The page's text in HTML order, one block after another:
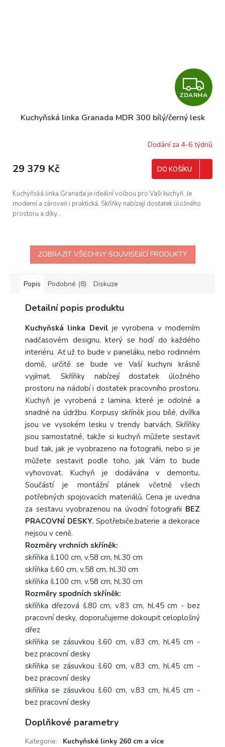
Z
D
A
R
ZDARMA
Kuchyňská linka Granada MDR 300 bílý/černý lesk
Dodání za 4-6 týdnů
29 379 Kč DO KOŠÍKU
Kuchyňská linka Granada je ideální volbou pro Vaši kuchyň. Je
moderní a zároveň i praktická. Skříňky nabízejí dostatek úložného
prostoru a díky...
ZOBRAZIT VŠECHNY SOUVISEJÍCÍ PRODUKTY
Popis Podobné (8) Diskuze
Detailní popis produktu
Kuchyňská linka Devil je vyrobena v moderním
nadčasovém designu, který se hodí do každého
interiéru. Ať už to bude v paneláku, nebo rodinném
domě, určitě se bude ve Vaší kuchyni krásně
vyjímat. Skříňky nabízejí dostatek úložného
prostoru na nádobí i dostatek pracovního prostoru.
Kuchyň je vyrobená z lamina, které je odolné a
snadné na údržbu. Korpusy skříněk jsou bílé, dvířka
jsou ve vysokém lesku v trendy barvách. Skříňky
jsou samostatné, takže si kuchyň můžete sestavit
buď tak, jak je vyobrazeno na fotografii, nebo si je
můžete sestavit podle toho, jak Vám to bude
vyhovovat. Kuchyň je dodávána v demontu.
Součástí je montážní plánek včetně všech
potřebných spojovacích materiálů. Cena je uvedna
za sestavu vyobrazenou na úvodní fotografii BEZ
PRACOVNÍ DESKY. Spotřebiče,baterie a dekorace
nejsou v ceně.
Rozměry vrchních skříněk:
skříňka š.100 cm, v.58 cm, hl.30 cm
skříňka š.60 cm, v.58 cm, hl.30 cm
skříňka š.100 cm, v.58 cm, hl.30 cm
Rozměry spodních skříněk:
skříňka dřezová š.80 cm, v.83 cm, hl.45 cm - bez
pracovní desky, doporučujeme dokoupit celoplošný
dřez
skříňka se zásuvkou š.60 cm, v.83 cm, hl.45 cm -
bez pracovní desky
skříňka se zásuvkou š.60 cm, v.83 cm, hl.45 cm -
bez pracovní desky
skříňka se zásuvkou š.60 cm, v.83 cm, hl.45 cm -
bez pracovní desky
Doplňkové parametry
Kategorie:
Kuchyňské linky 260 cm a více